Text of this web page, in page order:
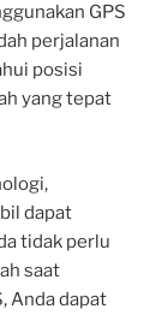
GPS
perjalanan
posisi
yang tepat
dapat
tidak perlu
saat
Anda dapat